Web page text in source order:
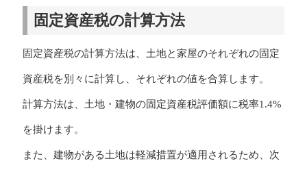
固定資産税の計算方法
固定資産税の計算方法は、土地と家屋のそれぞれの固定
資産税を別々に計算し、それぞれの値を合算します。
計算方法は、土地・建物の固定資産税評価額に税率1.4%
を掛けます。
また、建物がある土地は軽減措置が適用されるため、次